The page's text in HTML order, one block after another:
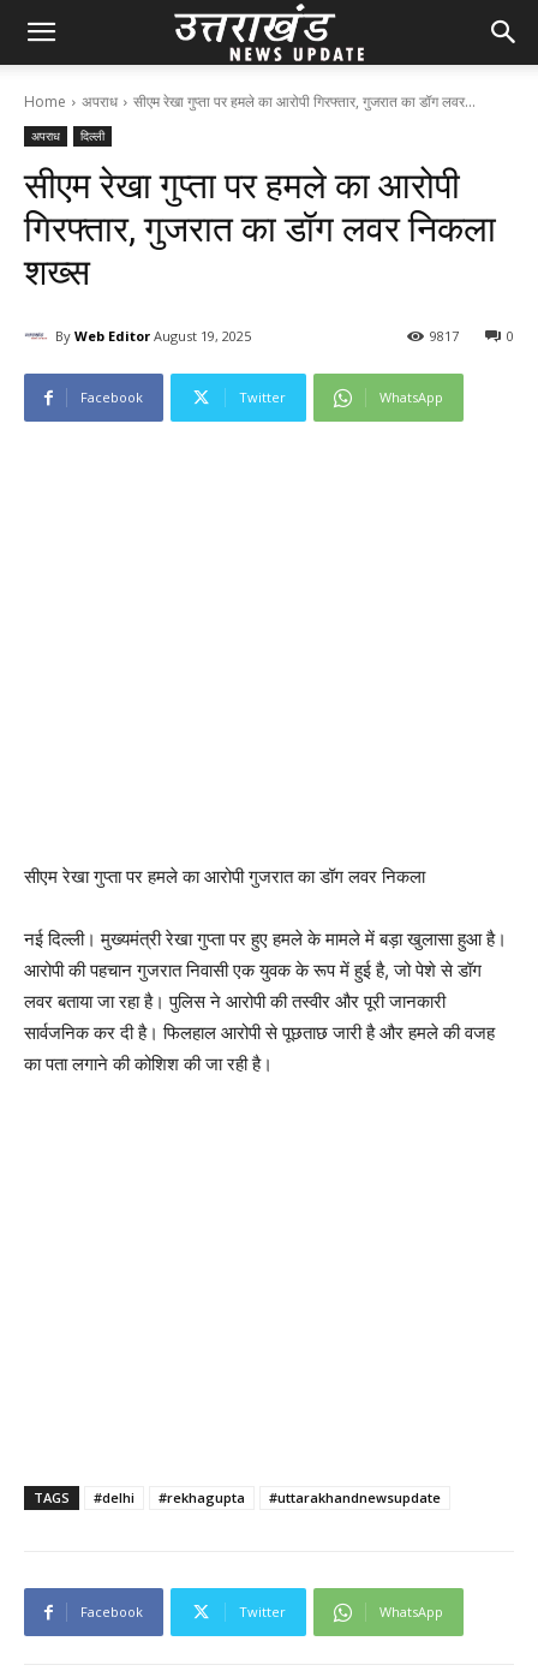
Home अपराध सीएम रेखा गुप्ता पर हमले का आरोपी गिरफ्तार, गुजरात का डॉग लवर...
अपराध दिल्ली
सीएम रेखा गुप्ता पर हमले का आरोपी
गिरफ्तार, गुजरात का डॉग लवर निकला
शख्स
By Web Editor August 19, 2025 0
9817
Facebook Twitter WhatsApp
सीएम रेखा गुप्ता पर हमले का आरोपी गुजरात का डॉग लवर निकला
नई दिल्ली। मुख्यमंत्री रेखा गुप्ता पर हुए हमले के मामले में बड़ा खुलासा हुआ है।
आरोपी की पहचान गुजरात निवासी एक युवक के रूप में हुई है, जो पेशे से डॉग
लवर बताया जा रहा है। पुलिस ने आरोपी की तस्वीर और पूरी जानकारी
सार्वजनिक कर दी है। फिलहाल आरोपी से पूछताछ जारी है और हमले की वजह
का पता लगाने की कोशिश की जा रही है।
TAGS #delhi #rekhagupta #uttarakhandnewsupdate
Facebook Twitter WhatsApp